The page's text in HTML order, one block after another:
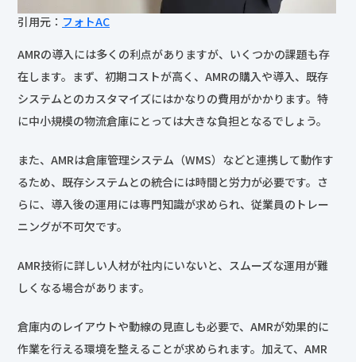
引用元： フォトAC
AMRの導入には多くの利点がありますが、いくつかの課題も存
在します。まず、初期コストが高く、AMRの購入や導入、既存
システムとのカスタマイズにはかなりの費用がかかります。特
に中小規模の物流倉庫にとっては大きな負担となるでしょう。
また、AMRは倉庫管理システム（WMS）などと連携して動作す
るため、既存システムとの統合には時間と労力が必要です。さ
らに、導入後の運用には専門知識が求められ、従業員のトレー
ニングが不可欠です。
AMR技術に詳しい人材が社内にいないと、スムーズな運用が難
しくなる場合があります。
倉庫内のレイアウトや動線の見直しも必要で、AMRが効果的に
作業を行える環境を整えることが求められます。加えて、AMR